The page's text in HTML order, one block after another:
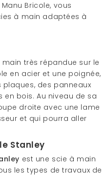
Bricole, vous
à main adaptées à
très répandue sur le
en acier et une poignée,
des panneaux
bois. Au niveau de sa
droite avec une lame
et qui pourra aller
Stanley
est une scie à main
les types de travaux de